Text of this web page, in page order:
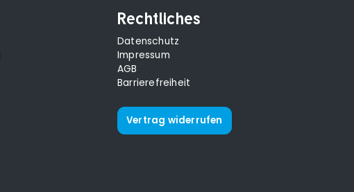
Rechtliches
Datenschutz
Impressum
AGB
Barrierefreiheit
Vertrag widerrufen